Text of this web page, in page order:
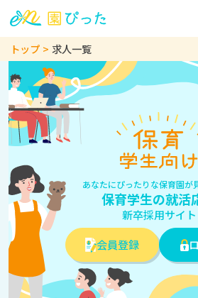
トップ 求人一覧
あなたにぴったりな保育園が
保育学生の就活
新卒採用サイト
会員登録